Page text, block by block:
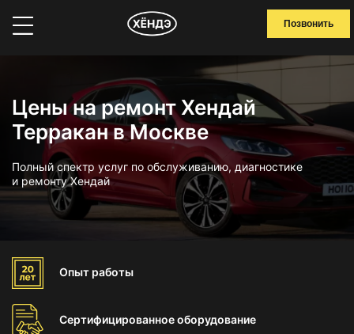
Позвонить
Цены на ремонт Хендай
Терракан в Москве
Полный спектр услуг по обслуживанию, диагностике
и ремонту Хендай
Опыт работы
Сертифицированноеоборудование